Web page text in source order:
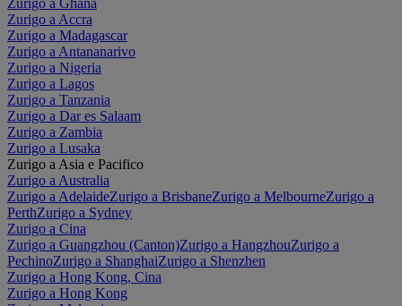
Zurigo a Ghana
Zurigo a Accra
Zurigo a Madagascar
Zurigo a Antananarivo
Zurigo a Nigeria
Zurigo a Lagos
Zurigo a Tanzania
Zurigo a Dar es Salaam
Zurigo a Zambia
Zurigo a Lusaka
Zurigo a Asia e Pacifico
Zurigo a Australia
Zurigo a AdelaideZurigo a BrisbaneZurigo a MelbourneZurigo a
PerthZurigo a Sydney
Zurigo a Cina
Zurigo a Guangzhou (Canton)Zurigo a HangzhouZurigo a
PechinoZurigo a ShanghaiZurigo a Shenzhen
Zurigo a Hong Kong, Cina
Zurigo a Hong Kong